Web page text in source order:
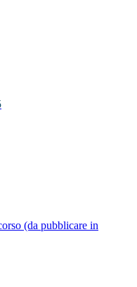
(da pubblicare in